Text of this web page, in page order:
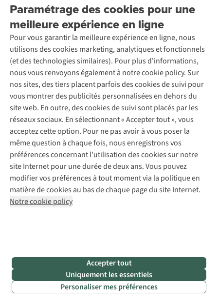
aussi le
rincer dans
la baignoire
ou dans le
jardin
lorsque vous
êtes de
retour à la
maison !
Bol pliable
ou gourde
avec bol
Il est
important,
surtout les
jours de
grande
suffisamment,
et le sel
contenu
dans l’eau de
Paramétrage des cookies pour une
meilleure expérience en ligne
Pour vous garantir la meilleure expérience en ligne, nous
utilisons des cookies marketing, analytiques et fonctionnels
(et des technologies similaires). Pour plus d'informations,
nous vous renvoyons également à notre cookie policy. Sur
nos sites, des tiers placent parfois des cookies de suivi pour
vous montrer des publicités personnalisées en dehors du
site web. En outre, des cookies de suivi sont placés par les
réseaux sociaux. En sélectionnant « Accepter tout », vous
acceptez cette option. Pour ne pas avoir à vous poser la
même question à chaque fois, nous enregistrons vos
préférences concernant l’utilisation des cookies sur notre
site Internet pour une durée de deux ans. Vous pouvez
modifier vos préférences à tout moment via la politique en
matière de cookies au bas de chaque page du site Internet.
Notre cookie policy
Accepter tout
Uniquement les essentiels
Personaliser mes préférences